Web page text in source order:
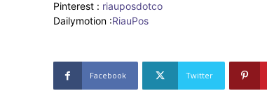
Pinterest : riauposdotco
Dailymotion :RiauPos
Facebook Twitter